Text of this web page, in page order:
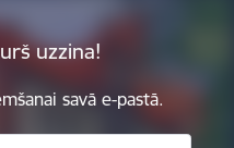
uzzina!
savā e-pastā.